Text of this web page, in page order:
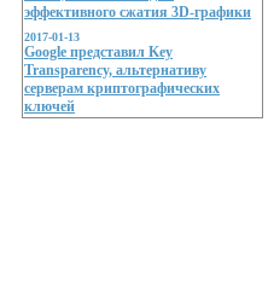
эффективного сжатия 3D-графики
2017-01-13
Google представил Key
Transparency, альтернативу
серверам криптографических
ключей